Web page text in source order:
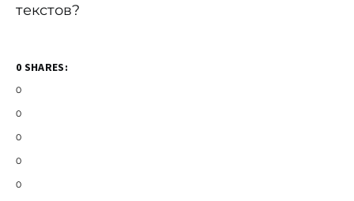
текстов?
0 SHARES:
0
0
0
0
0